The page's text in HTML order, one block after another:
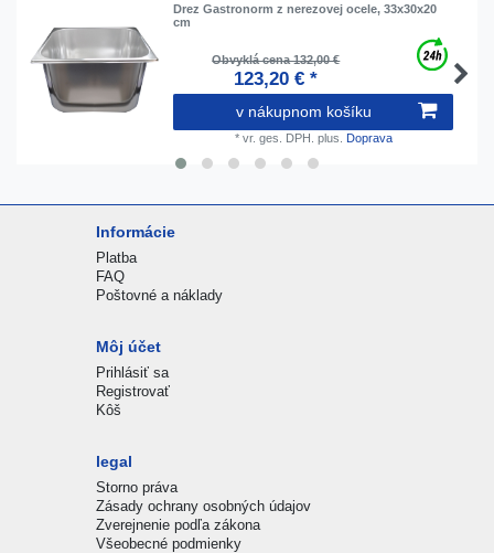
Drez Gastronorm z nerezovej ocele, 33x30x20
cm
Obvyklá cena 132,00 €
123,20 € *
v nákupnom košíku
* vr. ges. DPH. plus. Doprava
Informácie
Platba
FAQ
Poštovné a náklady
Môj účet
Prihlásiť sa
Registrovať
Kôš
legal
Storno práva
Zásady ochrany osobných údajov
Zverejnenie podľa zákona
Všeobecné podmienky